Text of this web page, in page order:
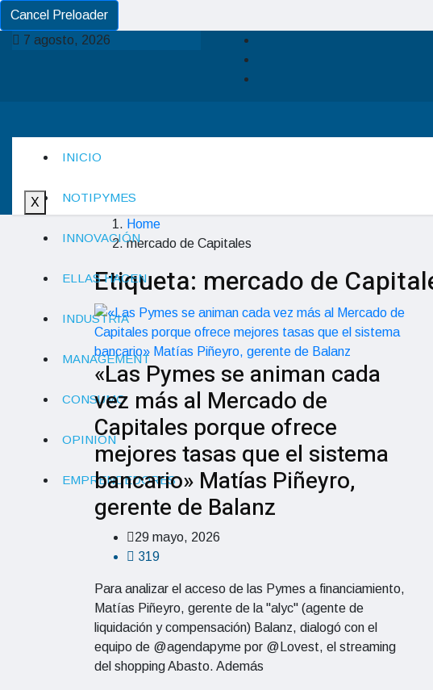
Cancel Preloader
7 agosto, 2026
INICIO
NOTIPYMES
INNOVACIÓN
ELLAS HACEN
INDUSTRIA
MANAGEMENT
CONSUMO
OPINIÓN
EMPRENDEDORES
X
Home
mercado de Capitales
Etiqueta: mercado de
«Las Pymes se animan cada
vez más al Mercado de
Capitales porque ofrece
mejores tasas que el sistema
bancario» Matías Piñeyro,
gerente de Balanz
29 mayo, 2026
319
Para analizar el acceso de las Pymes a financiamiento,
Matías Piñeyro, gerente de la "alyc" (agente de
liquidación y compensación) Balanz, dialogó con el
equipo de @agendapyme por @Lovest, el streaming
del shopping Abasto. Además